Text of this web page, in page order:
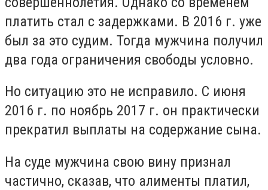
платить стал с задержками. В 2016 г. уже
был за это судим. Тогда мужчина получил
два года ограничения свободы условно.
Но ситуацию это не исправило. С июня
2016 г. по ноябрь 2017 г. он практически
прекратил выплаты на содержание сына.
На суде мужчина свою вину признал
частично, сказав, что алименты платил,